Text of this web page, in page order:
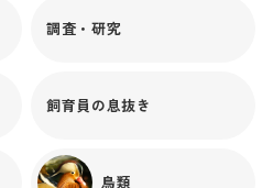
調査・研究
飼育員の息抜き
鳥類